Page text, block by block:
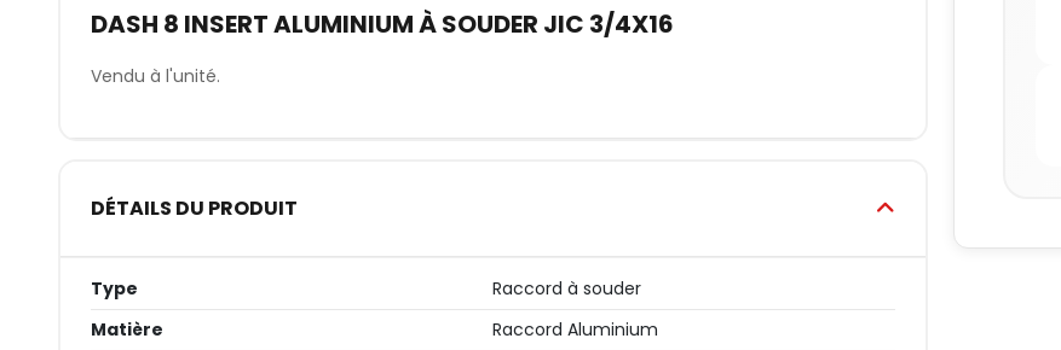
DASH 8 INSERT ALUMINIUM À SOUDER JIC 3/4X16
Vendu à l'unité.
DÉTAILS DU PRODUIT
Type
Raccord à souder
Matière
Raccord Aluminium